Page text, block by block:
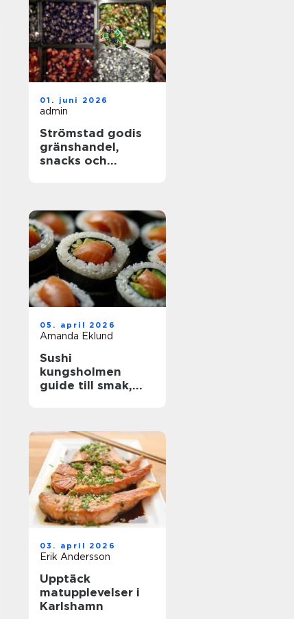
01. juni 2026
admin
Strömstad godis
gränshandel,
snacks och
05. april 2026
Amanda Eklund
Sushi
kungsholmen
guide till smak,
03. april 2026
Erik Andersson
Upptäck
matupplevelser i
Karlshamn